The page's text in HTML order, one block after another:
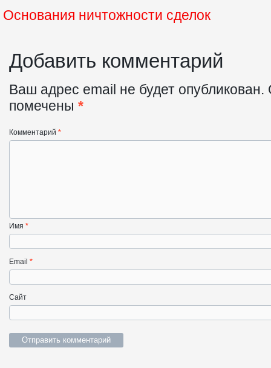
Основания ничтожности сделок
Добавить комментарий
Ваш адрес email не будет опубликован.
помечены *
Комментарий *
Имя *
Email *
Сайт